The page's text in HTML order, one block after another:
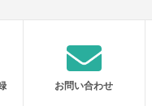
お問い合わせ